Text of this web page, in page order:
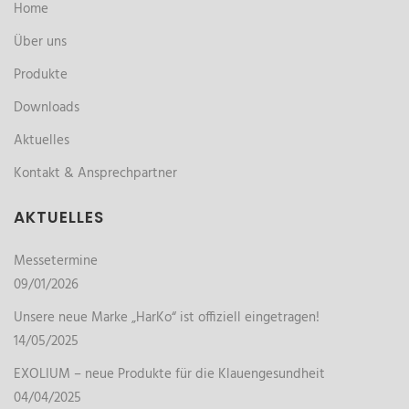
Home
Über uns
Produkte
Downloads
Aktuelles
Kontakt & Ansprechpartner
AKTUELLES
Messetermine
09/01/2026
Unsere neue Marke „HarKo“ ist offiziell eingetragen!
14/05/2025
EXOLIUM – neue Produkte für die Klauengesundheit
04/04/2025